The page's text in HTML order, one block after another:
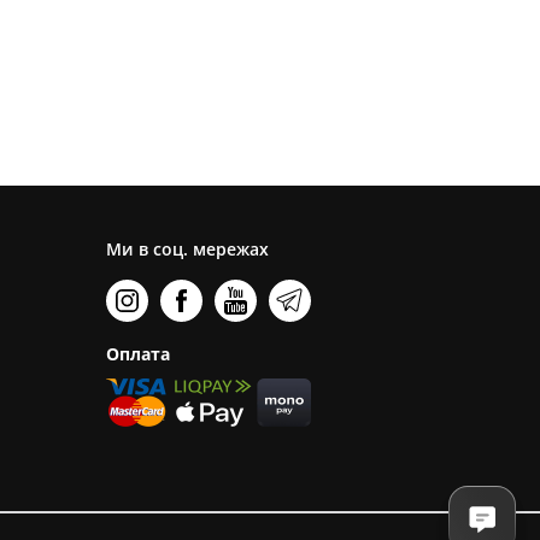
Ми в соц. мережах
Оплата